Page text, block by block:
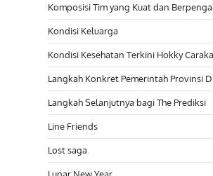
Komposisi Tim yang Kuat dan
Kondisi Keluarga
Kondisi Kesehatan Terkini Hokky Caraka
Langkah Konkret Pemerintah Provinsi
Langkah Selanjutnya bagi The Prediksi
Line Friends
Lost saga
Lunar New Year